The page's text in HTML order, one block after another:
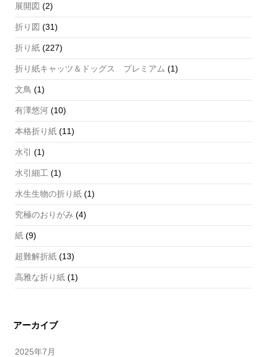
展開図 (2)
折り図 (31)
折り紙 (227)
折り紙キャッツ＆ドッグス プレミアム (1)
文鳥 (1)
有澤悠河 (10)
本格折り紙 (11)
水引 (1)
水引細工 (1)
水生生物の折り紙 (1)
究極のおりがみ (4)
紙 (9)
超難解折紙 (13)
高雅な折り紙 (1)
アーカイブ
2025年7月